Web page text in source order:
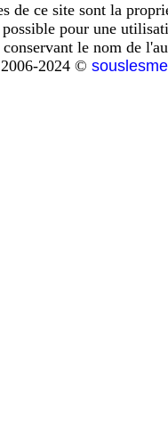
de ce site sont la
pour une
le nom de
2024 ©